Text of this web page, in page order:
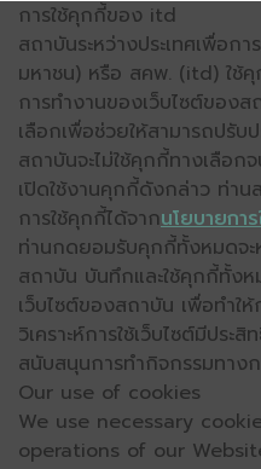
การใช้คุกกี้ของ itd
สถาบันระหว่างประเทศเพื่อ
มหาชน) หรือ สคพ. (itd) ใช้
การทำงานของเว็บไซต์ของส
เลือกเพื่อช่วยให้สามารถปรั
สถาบันจะไม่ใช้คุกกี้ทางเลือ
เปิดใช้งานคุกกี้ดังกล่าว ท่าน
การใช้คุกกี้ได้จากนโยบายกา
ท่านกดยอมรับคุกกี้ทั้งหมดจ
สถาบัน บันทึกและใช้คุกกี้ทั้ง
เว็บไซต์ของสถาบัน เพื่อทำให้
วิเคราะห์การใช้เว็บไซต์มีปร
สนับสนุนการทำกิจกรรมทาง
Our use of cookies
We use necessary
operations of our